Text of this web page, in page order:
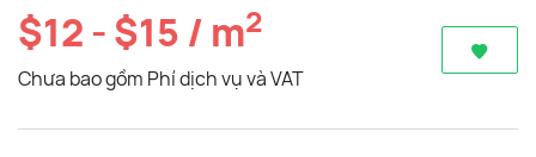
$12 - $15 / m2
Chưa bao gồm Phí dịch vụ và VAT